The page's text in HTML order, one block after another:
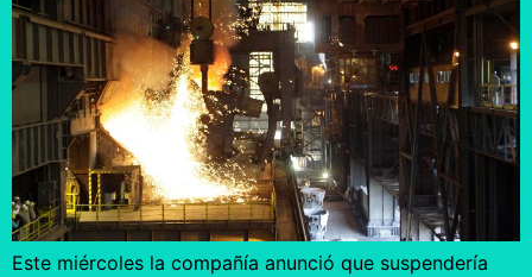
Este miércoles la compañía anunció que suspendería